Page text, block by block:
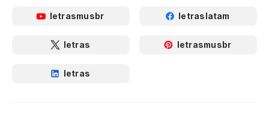
letrasmusbr letraslatam
letras letrasmusbr
letras